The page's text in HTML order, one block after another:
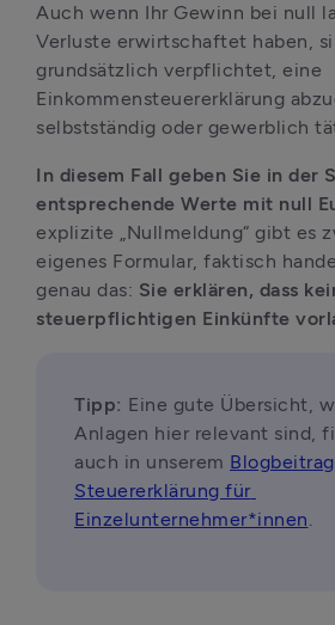
Auch wenn Ihr Gewinn bei null
Verluste erwirtschaftet haben,
grundsätzlich verpflichtet, eine
Einkommensteuererklärung
selbstständig oder gewerblich
In diesem Fall geben Sie in der
entsprechende Werte mit null
explizite „Nullmeldung“ gibt es
eigenes Formular, faktisch
genau das: Sie erklären, dass
steuerpflichtigen Einkünfte
Tipp: Eine gute Übersicht,
Anlagen hier relevant sind,
auch in unserem
Steuererklärung für
Einzelunternehmer*innen.